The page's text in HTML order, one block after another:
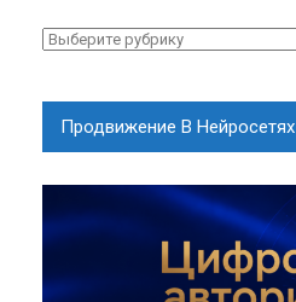
Рубрики
Продвижение В Нейросетях